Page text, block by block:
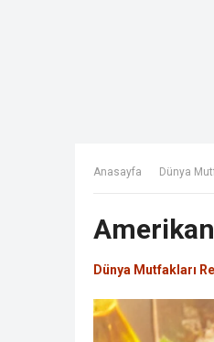
Anasayfa Dünya
Dünya Mutfakları